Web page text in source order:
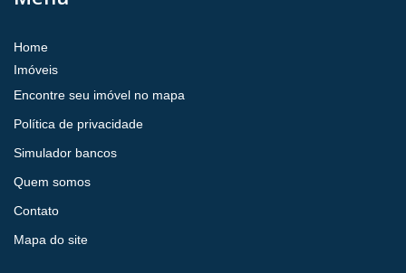
Home
Imóveis
Encontre seu imóvel no mapa
Política de privacidade
Simulador bancos
Quem somos
Contato
Mapa do site